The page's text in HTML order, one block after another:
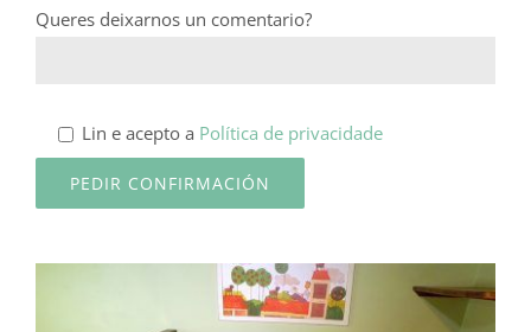
Queres deixarnos un comentario?
Lin e acepto a Política de privacidade